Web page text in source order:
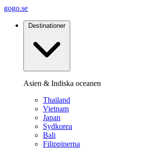
gogo.se
Destinationer
Asien & Indiska oceanen
Thailand
Vietnam
Japan
Sydkorea
Bali
Filippinerna